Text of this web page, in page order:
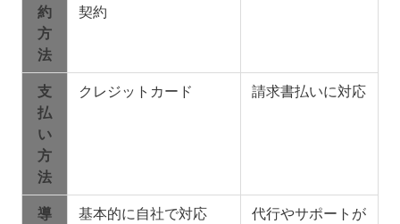
約
方
法
契約
支
払
い
方
法
クレジットカード 請求書払いに対応
導
基本的に自社で対応
代行やサポートが